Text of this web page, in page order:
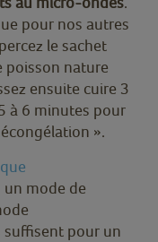
pour nos autres
le sachet
poisson nature
ensuite cuire 3
à 6 minutes pour
».
mode de
suffisent pour un